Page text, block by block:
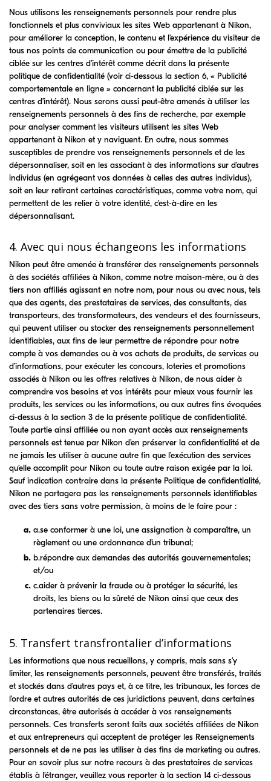
Nous utilisons les renseignements personnels pour rendre plus
fonctionnels et plus conviviaux les sites Web appartenant à Nikon,
pour améliorer la conception, le contenu et l’expérience du visiteur de
tous nos points de communication ou pour émettre de la publicité
ciblée sur les centres d’intérêt comme décrit dans la présente
politique de confidentialité (voir ci-dessous la section 6, « Publicité
comportementale en ligne » concernant la publicité ciblée sur les
centres d’intérêt). Nous serons aussi peut-être amenés à utiliser les
renseignements personnels à des fins de recherche, par exemple
pour analyser comment les visiteurs utilisent les sites Web
appartenant à Nikon et y naviguent. En outre, nous sommes
susceptibles de prendre vos renseignements personnels et de les
dépersonnaliser, soit en les associant à des informations sur d’autres
individus (en agrégeant vos données à celles des autres individus),
soit en leur retirant certaines caractéristiques, comme votre nom, qui
permettent de les relier à votre identité, c’est-à-dire en les
dépersonnalisant.
4. Avec qui nous échangeons les informations
Nikon peut être amenée à transférer des renseignements personnels
à des sociétés affiliées à Nikon, comme notre maison-mère, ou à des
tiers non affiliés agissant en notre nom, pour nous ou avec nous, tels
que des agents, des prestataires de services, des consultants, des
transporteurs, des transformateurs, des vendeurs et des fournisseurs,
qui peuvent utiliser ou stocker des renseignements personnellement
identifiables, aux fins de leur permettre de répondre pour notre
compte à vos demandes ou à vos achats de produits, de services ou
d’informations, pour exécuter les concours, loteries et promotions
associés à Nikon ou les offres relatives à Nikon, de nous aider à
comprendre vos besoins et vos intérêts pour mieux vous fournir les
produits, les services ou les informations, ou aux autres fins évoquées
ci-dessus à la section 3 de la présente politique de confidentialité.
Toute partie ainsi affiliée ou non ayant accès aux renseignements
personnels est tenue par Nikon d’en préserver la confidentialité et de
ne jamais les utiliser à aucune autre fin que l’exécution des services
qu’elle accomplit pour Nikon ou toute autre raison exigée par la loi.
Sauf indication contraire dans la présente Politique de confidentialité,
Nikon ne partagera pas les renseignements personnels identifiables
avec des tiers sans votre permission, à moins de le faire pour :
a.se conformer à une loi, une assignation à comparaître, un
règlement ou une ordonnance d’un tribunal;
b.répondre aux demandes des autorités gouvernementales;
et/ou
c.aider à prévenir la fraude ou à protéger la sécurité, les
droits, les biens ou la sûreté de Nikon ainsi que ceux des
partenaires tierces.
5. Transfert transfrontalier d’informations
Les informations que nous recueillons, y compris, mais sans s’y
limiter, les renseignements personnels, peuvent être transférés, traités
et stockés dans d’autres pays et, à ce titre, les tribunaux, les forces de
l’ordre et autres autorités de ces juridictions peuvent, dans certaines
circonstances, être autorisés à accéder à vos renseignements
personnels. Ces transferts seront faits aux sociétés affiliées de Nikon
et aux entrepreneurs qui acceptent de protéger les Renseignements
personnels et de ne pas les utiliser à des fins de marketing ou autres.
Pour en savoir plus sur notre recours à des prestataires de services
établis à l’étranger, veuillez vous reporter à la section 14 ci-dessous